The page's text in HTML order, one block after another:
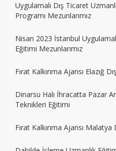
Uygulamalı Dış Ticaret
Programı Mezunlarımız
Nisan 2023 İstanbul
Eğitimi Mezunlarımız
Fırat Kalkınma Ajansı Elazığ
Dinarsu Halı İhracatta Pazar
Teknikleri Eğitimi
Fırat Kalkınma Ajansı